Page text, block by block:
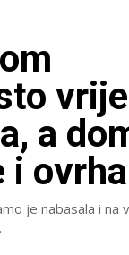
a
i ovrha
je nabasala i na